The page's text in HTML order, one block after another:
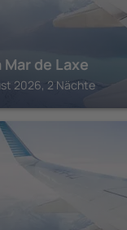
de Laxe
2026, 2 Nächte